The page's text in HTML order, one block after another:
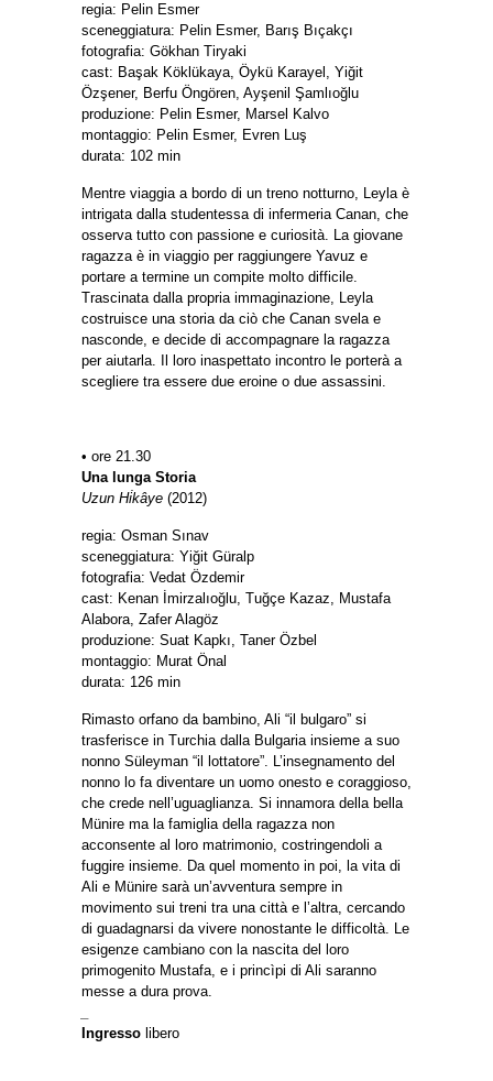
regia: Pelin Esmer
sceneggiatura: Pelin Esmer, Barış Bıçakçı
fotografia: Gökhan Tiryaki
cast: Başak Köklükaya, Öykü Karayel, Yiğit
Özşener, Berfu Öngören, Ayşenil Şamlıoğlu
produzione: Pelin Esmer, Marsel Kalvo
montaggio: Pelin Esmer, Evren Luş
durata: 102 min
Mentre viaggia a bordo di un treno notturno, Leyla è
intrigata dalla studentessa di infermeria Canan, che
osserva tutto con passione e curiosità. La giovane
ragazza è in viaggio per raggiungere Yavuz e
portare a termine un compite molto difficile.
Trascinata dalla propria immaginazione, Leyla
costruisce una storia da ciò che Canan svela e
nasconde, e decide di accompagnare la ragazza
per aiutarla. Il loro inaspettato incontro le porterà a
scegliere tra essere due eroine o due assassini.
• ore 21.30
Una lunga Storia
Uzun Hi̇kâye (2012)
regia: Osman Sınav
sceneggiatura: Yiğit Güralp
fotografia: Vedat Özdemir
cast: Kenan İmirzalıoğlu, Tuğçe Kazaz, Mustafa
Alabora, Zafer Alagöz
produzione: Suat Kapkı, Taner Özbel
montaggio: Murat Önal
durata: 126 min
Rimasto orfano da bambino, Ali “il bulgaro” si
trasferisce in Turchia dalla Bulgaria insieme a suo
nonno Süleyman “il lottatore”. L’insegnamento del
nonno lo fa diventare un uomo onesto e coraggioso,
che crede nell’uguaglianza. Si innamora della bella
Münire ma la famiglia della ragazza non
acconsente al loro matrimonio, costringendoli a
fuggire insieme. Da quel momento in poi, la vita di
Ali e Münire sarà un’avventura sempre in
movimento sui treni tra una città e l’altra, cercando
di guadagnarsi da vivere nonostante le difficoltà. Le
esigenze cambiano con la nascita del loro
primogenito Mustafa, e i princìpi di Ali saranno
messe a dura prova.
Ingresso libero